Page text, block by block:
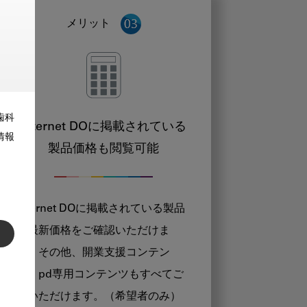
科
報
メリット
Internet DOに掲載されている
製品価格も閲覧可能
Internet DOに掲載されている製品
の最新価格をご確認いただけま
す。その他、開業支援コンテン
ツ、pd専用コンテンツもすべてご
覧いただけます。（希望者のみ）